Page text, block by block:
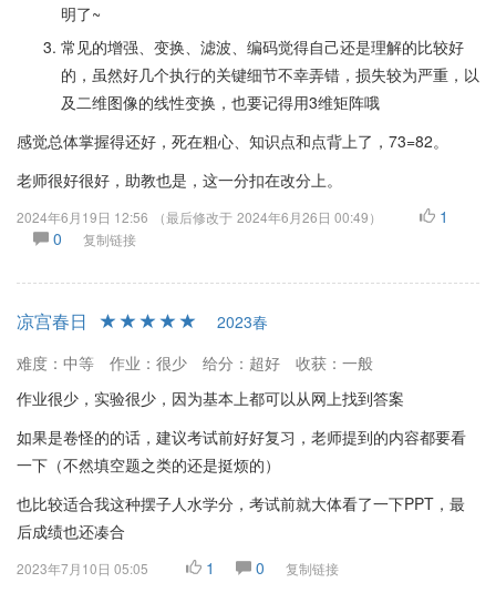
明了~
常见的增强、变换、滤波、编码觉得自己还是理解的比较好
的，虽然好几个执行的关键细节不幸弄错，损失较为严重，以
及二维图像的线性变换，也要记得用3维矩阵哦
感觉总体掌握得还好，死在粗心、知识点和点背上了，73=82。
老师很好很好，助教也是，这一分扣在改分上。
2024年6月19日 12:56 （最后修改于 2024年6月26日 00:49）
1
0
复制链接
凉宫春日
2023春
难度：中等
作业：很少 给分：超好
收获：一般
作业很少，实验很少，因为基本上都可以从网上找到答案
如果是卷怪的的话，建议考试前好好复习，老师提到的内容都要看
一下（不然填空题之类的还是挺烦的）
也比较适合我这种摆子人水学分，考试前就大体看了一下PPT，最
后成绩也还凑合
2023年7月10日 05:05 1 0 复制链接